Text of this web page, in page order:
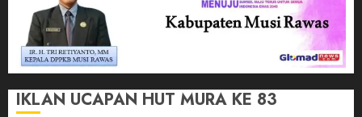
IKLAN UCAPAN HUT MURA KE 83